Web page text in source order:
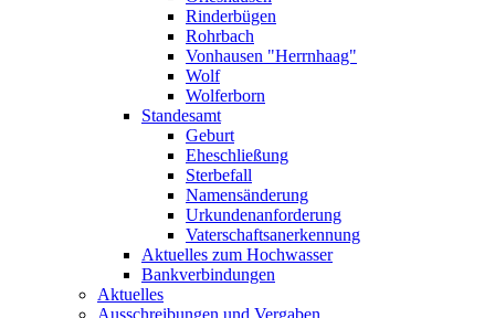
Rinderbügen
Rohrbach
Vonhausen "Herrnhaag"
Wolf
Wolferborn
Standesamt
Geburt
Eheschließung
Sterbefall
Namensänderung
Urkundenanforderung
Vaterschaftsanerkennung
Aktuelles zum Hochwasser
Bankverbindungen
Aktuelles
Ausschreibungen und Vergaben